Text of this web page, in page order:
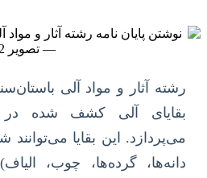
رشته آثار و مواد آلی
بقایای آلی کشف شده در
می‌پردازد. این بقایا می‌توانند
دانه‌ها، گرده‌ها، چوب،